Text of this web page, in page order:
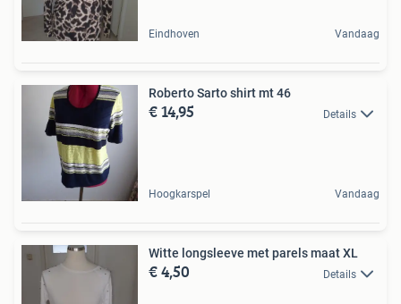
Eindhoven Vandaag
Roberto Sarto shirt mt 46
€ 14,95 Details
Hoogkarspel Vandaag
Witte longsleeve met parels maat XL
€ 4,50 Details